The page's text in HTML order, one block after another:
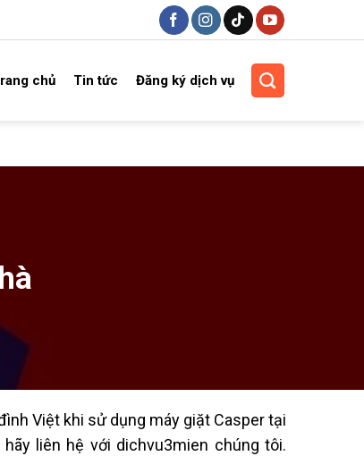
chủ Tin tức Đăng ký dịch vụ
Việt khi sử dụng máy giặt Casper tại
liên hệ với dichvu3mien chúng tôi.